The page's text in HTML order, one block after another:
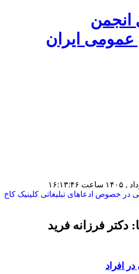
در خصوص ادعاهای تبلیغاتی کلینیک کاخ
دکتر فرزانه فرید
افراد